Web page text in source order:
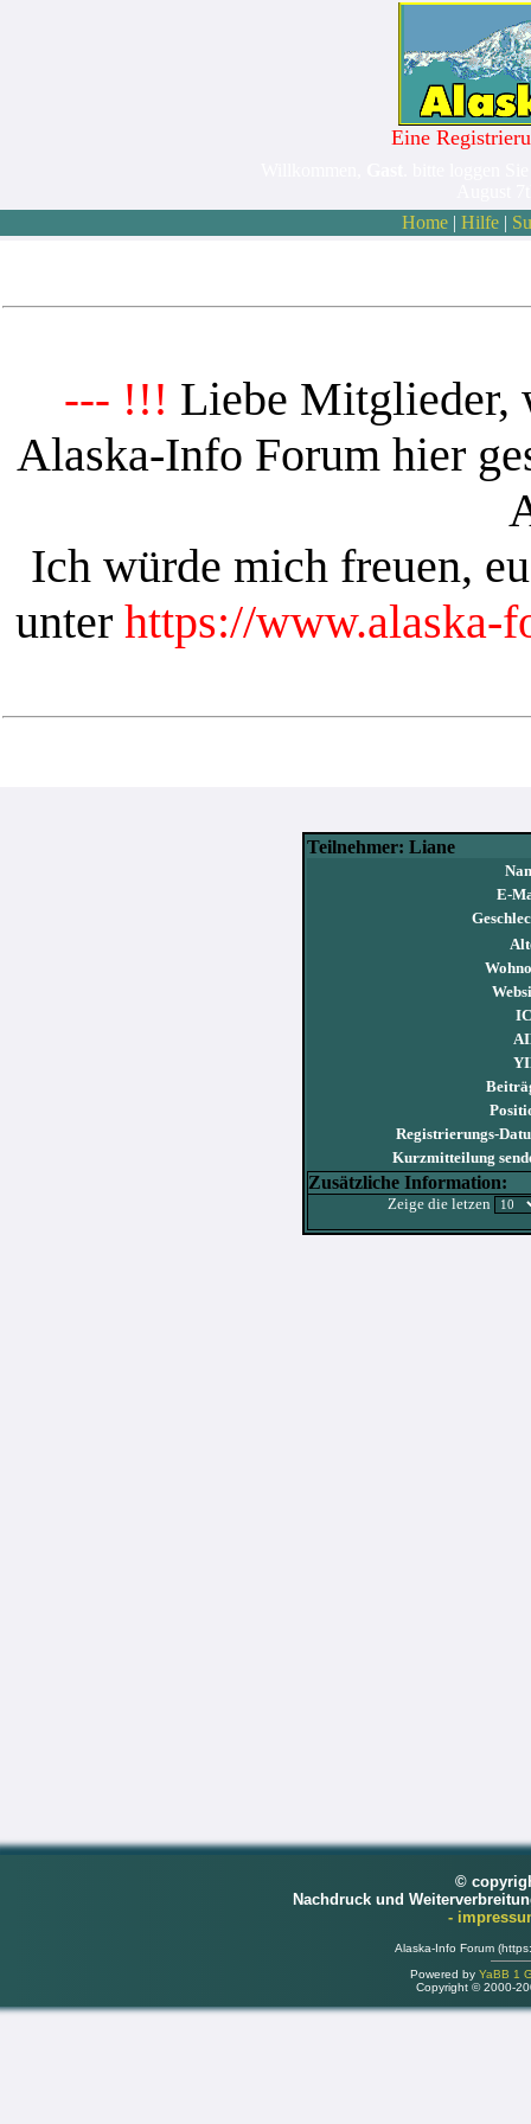
Eine
Home| Hilfe|
--- !!! Liebe Mitglieder,
Alaska-Info Forum hier
Ich würde mich freuen,
unter https://www.alaska-
Teilnehmer: Liane
E-
Registrierungs-
Kurzmitteilung
Zusätzliche Information:
Zeige die letzen
©
Nachdruck und
-
Alaska-Info Forum
Powered by YaBB 1
Copyright © 2000-